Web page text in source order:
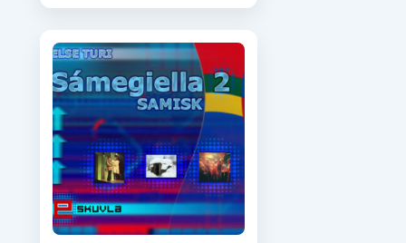
22.-26.10.2025[:yj]
(nord-samisk)
(Copy)
[:ya]Vuosttaš lávki
(nord-samisk)
(Copy)[:en]North-
sami – Basic
Sentence (Copy)
[:fi]Vuosttaš lávki
(Copy)[:]